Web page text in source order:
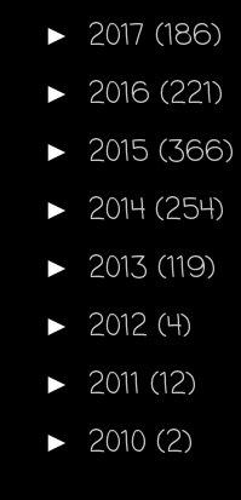
► 2017 (186)
► 2016 (221)
► 2015 (366)
► 2014 (254)
► 2013 (119)
► 2012 (4)
► 2011 (12)
► 2010 (2)